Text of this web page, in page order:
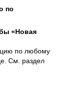
по
«Новая
по любому
См. раздел